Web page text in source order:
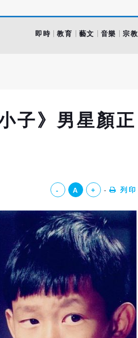
即時 教育 藝文 音樂 宗教
子》男星顏正
- A + 列印